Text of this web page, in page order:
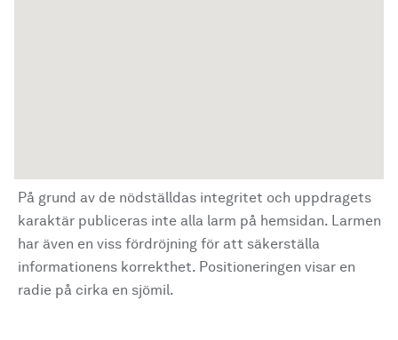
På grund av de nödställdas integritet och uppdragets
karaktär publiceras inte alla larm på hemsidan. Larmen
har även en viss fördröjning för att säkerställa
informationens korrekthet. Positioneringen visar en
radie på cirka en sjömil.